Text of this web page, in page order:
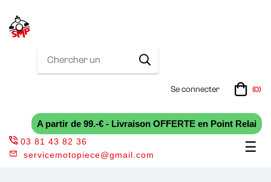
Se connecter (0)
A partir de 99.-€ - Livraison OFFERTE en Point Relai
☰
03 81 43 82 36
servicemotopiece@gmail.com